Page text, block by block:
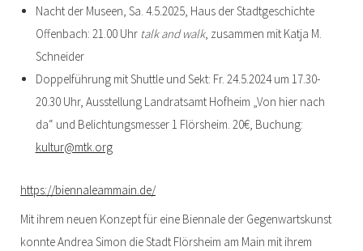
Nacht der Museen, Sa. 4.5.2025, Haus der Stadtgeschichte
Offenbach: 21.00 Uhr talk and walk, zusammen mit Katja M.
Schneider
Doppelführung mit Shuttle und Sekt: Fr. 24.5.2024 um 17.30-
20.30 Uhr, Ausstellung Landratsamt Hofheim „Von hier nach
da“ und Belichtungsmesser 1 Flörsheim. 20€, Buchung:
kultur@mtk.org
https://biennaleammain.de/
Mit ihrem neuen Konzept für eine Biennale der Gegenwartskunst
konnte Andrea Simon die Stadt Flörsheim am Main mit ihrem